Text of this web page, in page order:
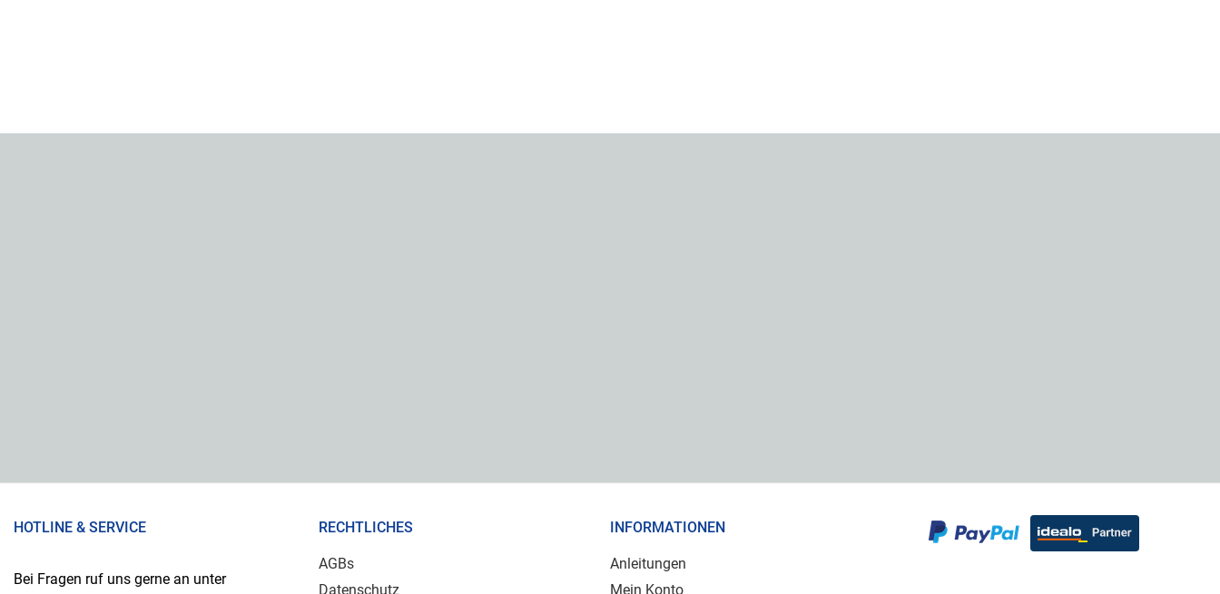
HOTLINE & SERVICE
Bei Fragen ruf uns gerne an unter
RECHTLICHES
AGBs
Datenschutz
INFORMATIONEN
Anleitungen
Mein Konto